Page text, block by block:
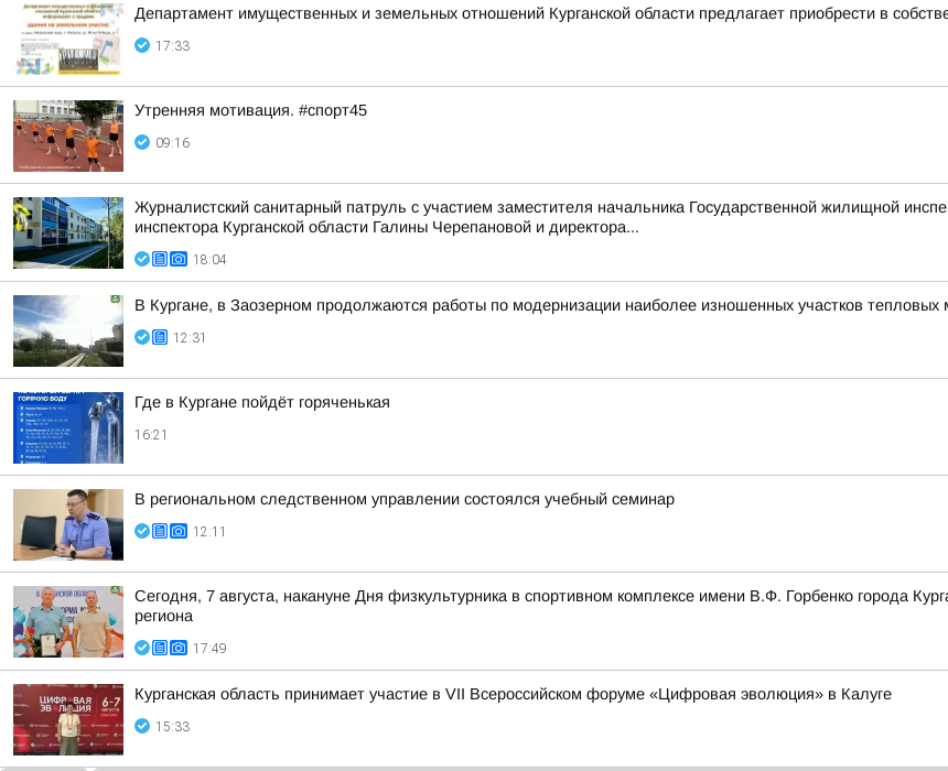
Департамент имущественных и земельных отношений Курганской области предлагает приобрести в
17:33
Утренняя мотивация. #спорт45
09:16
Журналистский санитарный патруль с участием заместителя начальника Государственной жилищной
инспектора Курганской области Галины Черепановой и директора...
18:04
В Кургане, в Заозерном продолжаются работы по модернизации наиболее изношенных участков тепловых
12:31
Где в Кургане пойдёт горяченькая
16:21
В региональном следственном управлении состоялся учебный семинар
12:11
Сегодня, 7 августа, накануне Дня физкультурника в спортивном комплексе имени В.Ф. Горбенко города
региона
17:49
Курганская область принимает участие в VII Всероссийском форуме «Цифровая эволюция» в Калуге
15:33